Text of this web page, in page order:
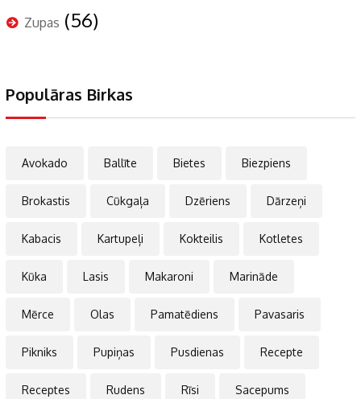
Zupas (56)
Populāras Birkas
Avokado Ballīte Bietes Biezpiens
Brokastis Cūkgaļa Dzēriens Dārzeņi
Kabacis Kartupeļi Kokteilis Kotletes
Kūka Lasis Makaroni Marināde
Mērce Olas Pamatēdiens Pavasaris
Pikniks Pupiņas Pusdienas Recepte
Receptes Rudens Rīsi Sacepums